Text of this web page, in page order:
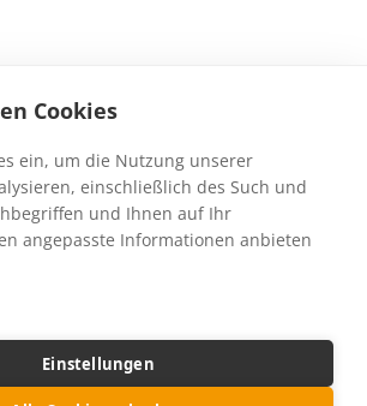
Cookies
ein, um die Nutzung unserer
einschließlich des Such und
und Ihnen auf Ihr
angepasste Informationen anbieten
Einstellungen